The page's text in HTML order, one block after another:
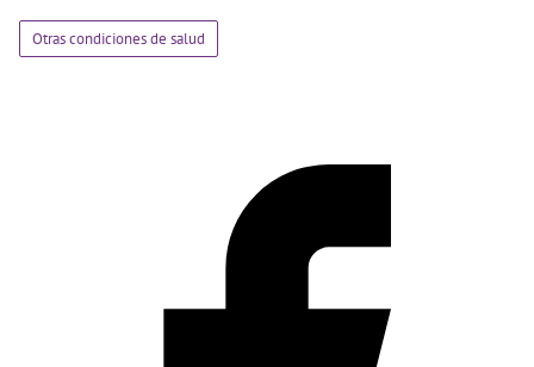
Otras condiciones de salud